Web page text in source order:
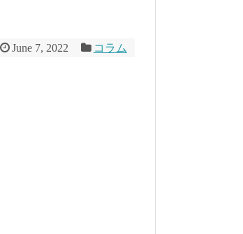
June 7, 2022 コラム